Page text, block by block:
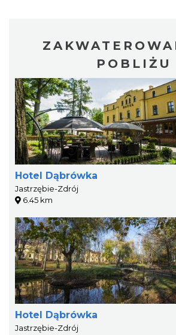
POBLIŻU
Hotel Dąbrówka
Jastrzębie-Zdrój
6.45 km
Hotel Dąbrówka
Jastrzębie-Zdrój